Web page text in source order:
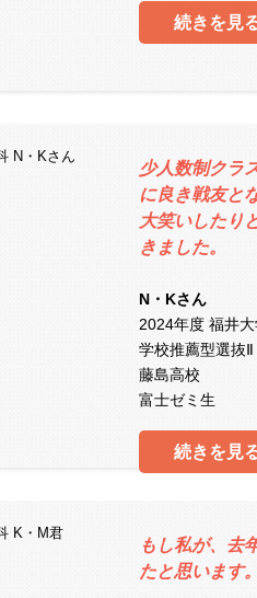
続きを見
少人数制クラ
に良き戦友と
大笑いしたり
きました。
N・Kさん
2024年度 福井
学校推薦型選抜
藤島高校
富士ゼミ生
続きを見
もし私が、去
たと思います